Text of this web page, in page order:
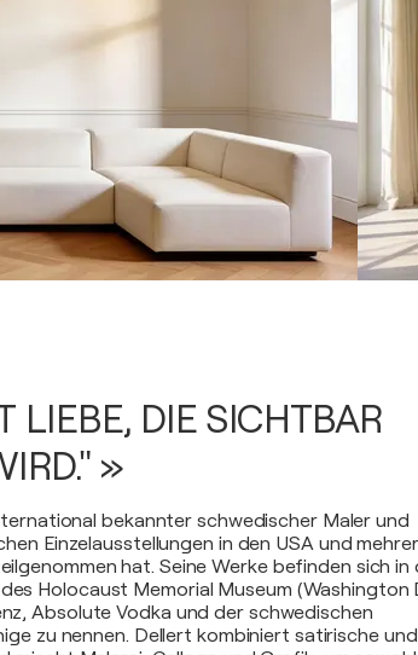
LIEBE, DIE SICHTBAR
»
bekannter schwedischer Maler und
Einzelausstellungen in den USA und
hat. Seine Werke befinden sich in
Holocaust Memorial Museum (Washington
Absolute Vodka und der schwedischen
zu nennen. Dellert kombiniert satirische und